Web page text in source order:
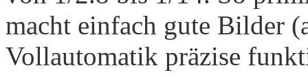
macht einfach gute Bilder
Vollautomatik präzise